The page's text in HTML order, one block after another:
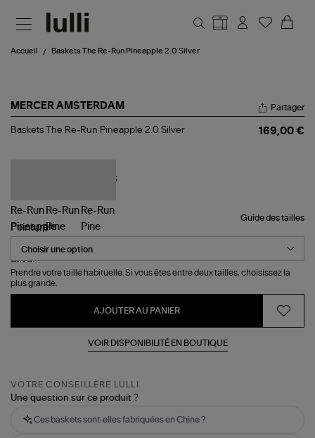
Accueil Baskets The Re-Run Pineapple 2.0 Silver
MERCER AMSTERDAM
Baskets
Partager
Baskets The Re-Run Pineapple 2.0 Silver 169,00 €
Guide des tailles
Pointure
Prendre votre taille habituelle. Si vous êtes entre deux tailles, choisissez la
plus grande.
AJOUTER AU PANIER
VOIR DISPONIBILITÉ EN BOUTIQUE
VOTRE CONSEILLÈRE LULLI
Une question sur ce produit ?
Ces baskets sont-elles fabriquées en Chine ?